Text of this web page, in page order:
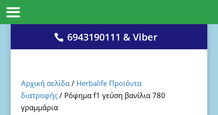
6943190111 & Viber
Αρχική σελίδα/ Herbalife Προϊόντα
διατροφής/ Ρόφημα f1 γεύση βανίλια 780
γραμμάρια